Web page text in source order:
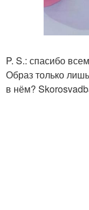
P. S.: спасибо
Образ только
в нём?